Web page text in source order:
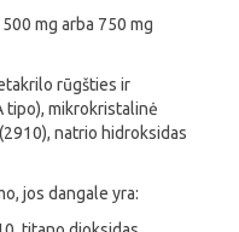
mg arba 750 mg
rūgšties ir
tipo), mikrokristalinė
natrio hidroksidas
jos dangale yra: